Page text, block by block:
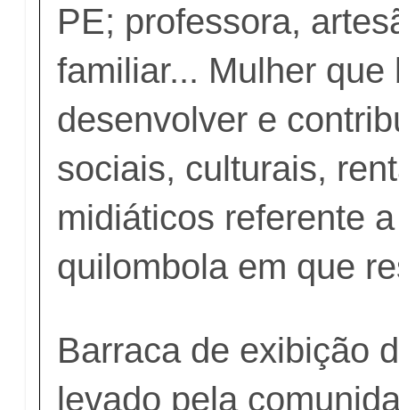
PE; professora,
familiar... Mulher que
desenvolver e
sociais, culturais,
midiáticos referente
quilombola em que
Barraca de exibição
levado pela